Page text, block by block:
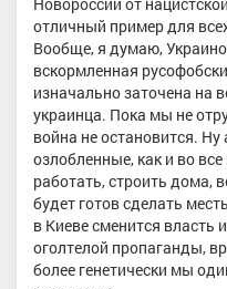
отличный пример для
Вообще, я думаю,
вскормленная
изначально заточена на
украинца. Пока мы не
война не остановится.
озлобленные, как и во
работать, строить дома,
будет готов сделать
в Киеве сменится
оголтелой пропаганды,
более генетически мы